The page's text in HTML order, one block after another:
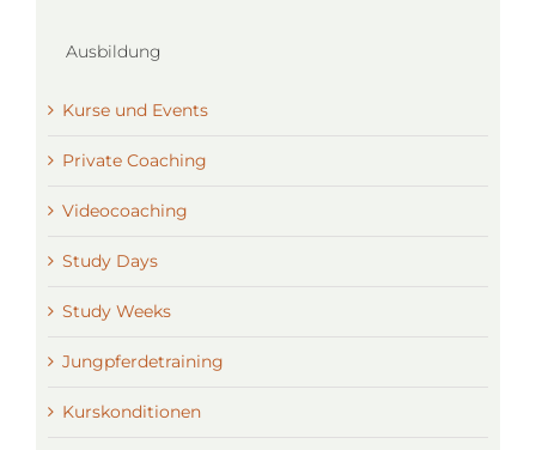
Ausbildung
Kurse und Events
Private Coaching
Videocoaching
Study Days
Study Weeks
Jungpferdetraining
Kurskonditionen